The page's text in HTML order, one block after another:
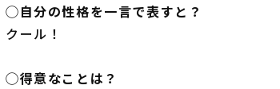
◯自分の性格を一言で表すと？
クール！
◯得意なことは？